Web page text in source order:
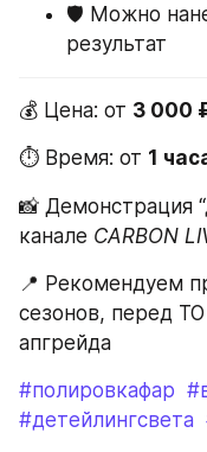
🛡 Можно
результат
💰 Цена: от 3 000
⏱ Время: от 1
📸 Демонстрация
канале CARBON
📍 Рекомендуем
сезонов, перед
апгрейда
#полировкафар
#детейлингсвета